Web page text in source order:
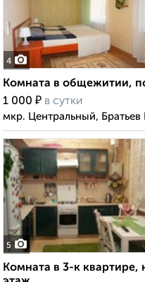
4
Комната в общежитии,
1 000 ₽ в сутки
мкр. Центральный, Братьев
5
Комната в 3-к квартире,